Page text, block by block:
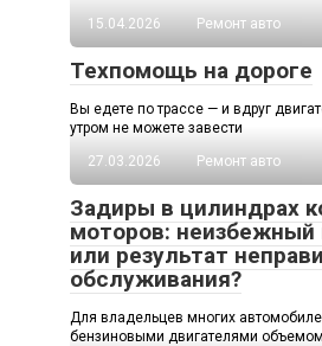
15.04.2026 Ремонт авто
Техпомощь на дороге
Вы едете по трассе — и вдруг
утром не можете завести
27.03.2026
Ремонт авто
Задиры в цилиндрах
моторов: неизбежный
или результат
обслуживания?
Для владельцев многих
бензиновыми двигателями